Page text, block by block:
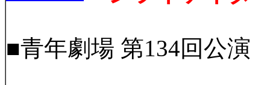
■青年劇場 第134回公演